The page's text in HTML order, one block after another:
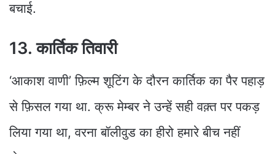
बचाई.
13. कार्तिक तिवारी
‘आकाश वाणी’ फ़िल्म शूटिंग के दौरन कार्तिक का पैर पहाड़
से फ़िसल गया था. क्रू मेम्बर ने उन्हें सही वक़्त पर पकड़
लिया गया था, वरना बॉलीवुड का हीरो हमारे बीच नहीं